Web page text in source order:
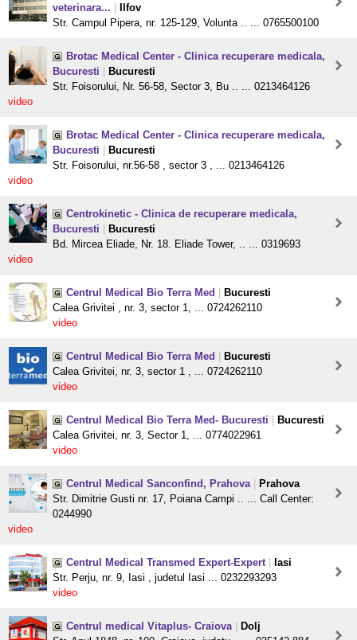
veterinara...
Ilfov
Str. Campul Pipera, nr. 125-129, Volunta .. ... 0765500100
Brotac Medical Center - Clinica recuperare medicala,
Bucuresti
Bucuresti
Str. Foisorului, Nr. 56-58, Sector 3, Bu .. ... 0213464126
video
Brotac Medical Center - Clinica recuperare medicala,
Bucuresti
Bucuresti
Str. Foisorului, nr.56-58 , sector 3 , ... 0213464126
video
Centrokinetic - Clinica de recuperare medicala,
Bucuresti
Bucuresti
Bd. Mircea Eliade, Nr. 18. Eliade Tower, .. ... 0319693
video
Centrul Medical Bio Terra Med
Bucuresti
Calea Grivitei , nr. 3, sector 1, ... 0724262110
video
Centrul Medical Bio Terra Med
Bucuresti
Calea Grivitei, nr. 3, sector 1 , ... 0724262110
video
Centrul Medical Bio Terra Med- Bucuresti
Bucuresti
Calea Grivitei, nr. 3, Sector 1, ... 0774022961
video
Centrul Medical Sanconfind, Prahova
Prahova
Str. Dimitrie Gusti nr. 17, Poiana Campi .. ... Call Center:
0244990
video
Centrul Medical Transmed Expert-Expert
Iasi
Str. Perju, nr. 9, Iasi , judetul Iasi ... 0232293293
video
Centrul medical Vitaplus- Craiova
Dolj